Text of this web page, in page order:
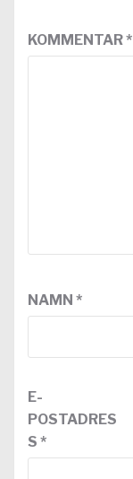
KOMMENTAR*
NAMN *
E-
POSTADRES
S *